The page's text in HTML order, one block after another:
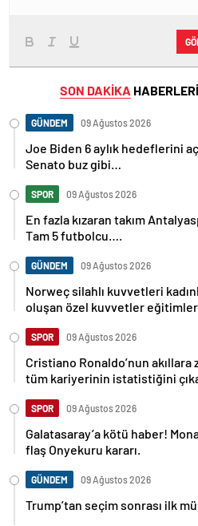
SON DAKİKA HABERLERİ
GÜNDEM 09 Ağustos 2026
Joe Biden 6 aylık hedeflerini
Senato buz gibi…
SPOR 09 Ağustos 2026
En fazla kızaran takım
Tam 5 futbolcu….
GÜNDEM 09 Ağustos 2026
Norweç silahlı kuvvetleri
oluşan özel kuvvetler
SPOR 09 Ağustos 2026
Cristiano Ronaldo’nun akıllara
tüm kariyerinin istatistiğini
SPOR 09 Ağustos 2026
Galatasaray’a kötü haber!
flaş Onyekuru kararı.
GÜNDEM 09 Ağustos 2026
Trump’tan seçim sonrası ilk